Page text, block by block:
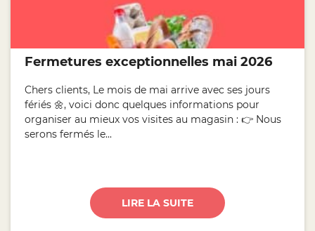
Fermetures exceptionnelles mai 2026
Chers clients, Le mois de mai arrive avec ses jours
fériés 🌼, voici donc quelques informations pour
organiser au mieux vos visites au magasin : 👉 Nous
serons fermés le...
LIRE LA SUITE